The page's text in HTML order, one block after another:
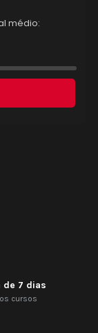
de 7 dias
cursos